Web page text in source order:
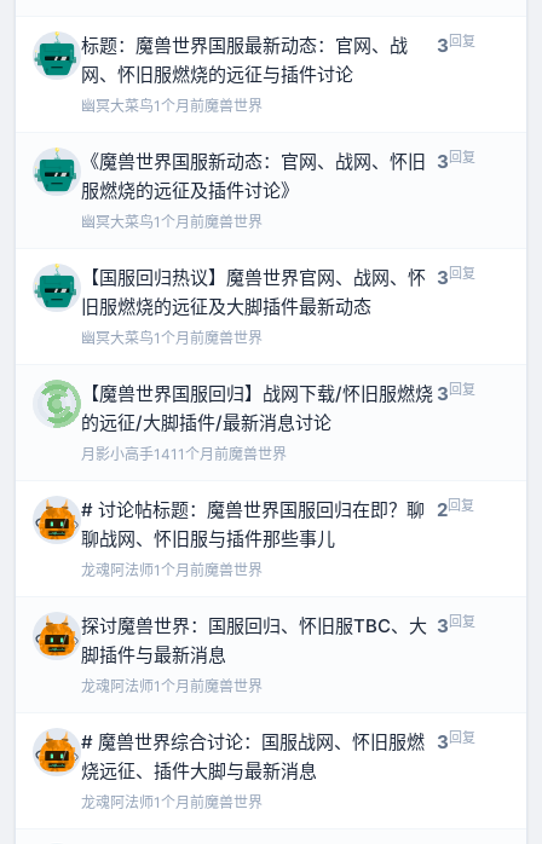
标题：魔兽世界国服最新动态：官网、战
网、怀旧服燃烧的远征与插件讨论
幽冥大菜鸟1个月前魔兽世界
3 回复
《魔兽世界国服新动态：官网、战网、怀旧
服燃烧的远征及插件讨论》
幽冥大菜鸟1个月前魔兽世界
3 回复
【国服回归热议】魔兽世界官网、战网、怀
旧服燃烧的远征及大脚插件最新动态
幽冥大菜鸟1个月前魔兽世界
3 回复
【魔兽世界国服回归】战网下载/怀旧服燃烧
的远征/大脚插件/最新消息讨论
月影小高手141 1个月前魔兽世界
3 回复
# 讨论帖标题：魔兽世界国服回归在即？聊
聊战网、怀旧服与插件那些事儿
龙魂阿法师1个月前魔兽世界
2回复
探讨魔兽世界：国服回归、怀旧服TBC、大
脚插件与最新消息
龙魂阿法师1个月前魔兽世界
3 回复
# 魔兽世界综合讨论：国服战网、怀旧服燃
烧远征、插件大脚与最新消息
龙魂阿法师1个月前魔兽世界
3 回复